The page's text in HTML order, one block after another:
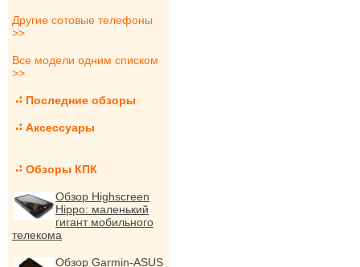
Другие сотовые телефоны
>>
Все модели одним списком
>>
Последние обзоры
Аксессуары
Обзоры КПК
Обзор Highscreen
Hippo: маленький
гигант мобильного
телекома
Обзор Garmin-ASUS